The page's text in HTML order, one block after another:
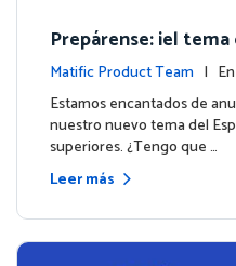
Prepárense: ¡el
para los grados 4 y
Matific Product Team |
de la plataforma
Estamos encantados de
nuestro nuevo tema del
superiores. ¿Tengo que …
Leer más